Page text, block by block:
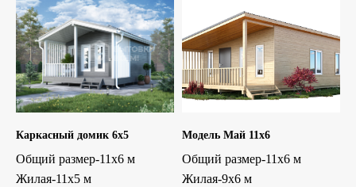
Каркасный домик 6x5
Общий размер-11х6 м
Жилая-11х5 м
Модель Май 11x6
Общий размер-11х6 м
Жилая-9х6 м